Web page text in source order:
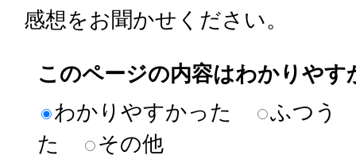
感想をお聞かせください。
このページの内容はわかりやす
わかりやすかった
ふつう
た
その他